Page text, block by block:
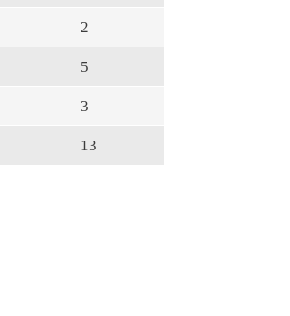
2
5
3
13